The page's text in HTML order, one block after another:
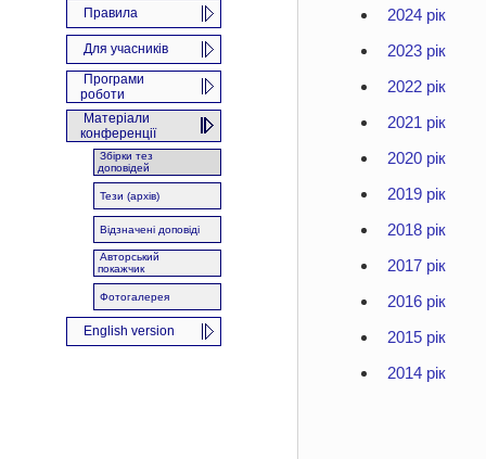
Правила
Для учасників
Програми
роботи
Матеріали
конференції
Збірки тез
доповідей
Тези (архів)
Відзначені доповіді
Авторський
покажчик
Фотогалерея
English version
2024 рік
2023 рік
2022 рік
2021 рік
2020 рік
2019 рік
2018 рік
2017 рік
2016 рік
2015 рік
2014 рік